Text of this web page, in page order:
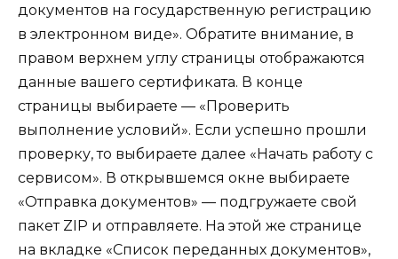
документов на государственную регистрацию
в электронном виде». Обратите внимание, в
правом верхнем углу страницы отображаются
данные вашего сертификата. В конце
страницы выбираете — «Проверить
выполнение условий». Если успешно прошли
проверку, то выбираете далее «Начать работу с
сервисом». В открывшемся окне выбираете
«Отправка документов» — подгружаете свой
пакет ZIP и отправляете. На этой же странице
на вкладке «Список переданных документов»,